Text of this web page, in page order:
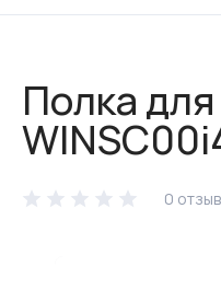
Душевые
Полка
0